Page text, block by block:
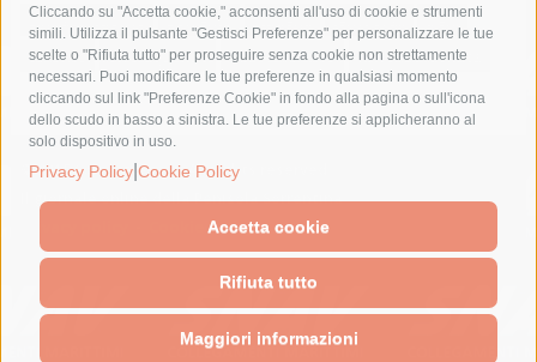
Cliccando su "Accetta cookie," acconsenti all'uso di cookie e strumenti
simili. Utilizza il pulsante "Gestisci Preferenze" per personalizzare le tue
scelte o "Rifiuta tutto" per proseguire senza cookie non strettamente
necessari. Puoi modificare le tue preferenze in qualsiasi momento
cliccando sul link "Preferenze Cookie" in fondo alla pagina o sull'icona
dello scudo in basso a sinistra. Le tue preferenze si applicheranno al
solo dispositivo in uso.
Privacy Policy Cookie Policy
Accetta cookie
Rifiuta tutto
Maggiori informazioni
sindaco cuomo
sorrento studenti temporali
treni
turismo
Vico Equense villa fiorentino vincenzo de luca
© 2015 SorrentoPress. All rights reserved.
Il giornale online della Penisola Sorrentina
Cookie Policy